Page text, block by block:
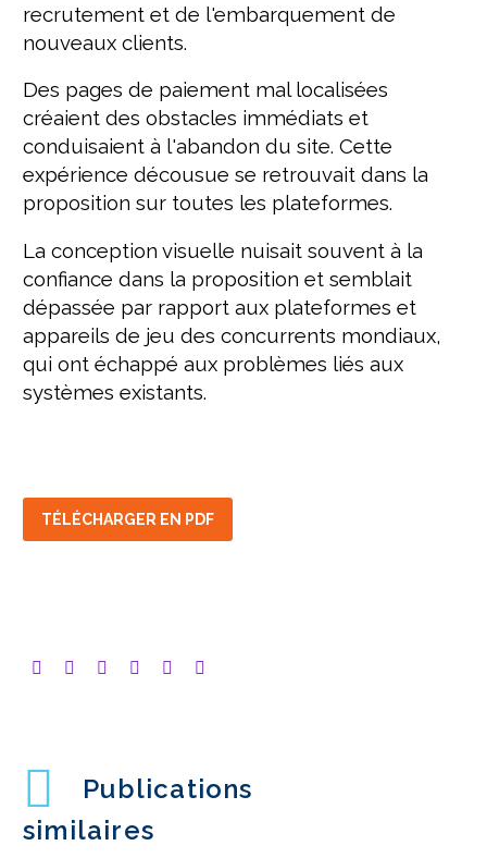
recrutement et de l'embarquement de
nouveaux clients.
Des pages de paiement mal localisées
créaient des obstacles immédiats et
conduisaient à l'abandon du site. Cette
expérience décousue se retrouvait dans la
proposition sur toutes les plateformes.
La conception visuelle nuisait souvent à la
confiance dans la proposition et semblait
dépassée par rapport aux plateformes et
appareils de jeu des concurrents mondiaux,
qui ont échappé aux problèmes liés aux
systèmes existants.
TÉLÉCHARGER EN PDF
Publications
similaires